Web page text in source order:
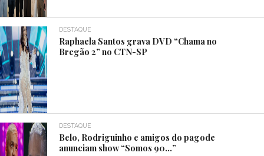
DESTAQUE
Raphaela Santos grava DVD “Chama no
Bregão 2” no CTN-SP
DESTAQUE
Belo, Rodriguinho e amigos do pagode
anunciam show “Somos 90…”